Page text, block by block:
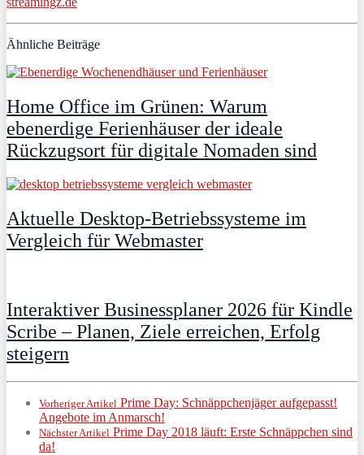
Ähnliche Beiträge
Home Office im Grünen: Warum
ebenerdige Ferienhäuser der ideale
Rückzugsort für digitale Nomaden sind
Aktuelle Desktop-Betriebssysteme im
Vergleich für Webmaster
Interaktiver Businessplaner 2026 für Kindle
Scribe – Planen, Ziele erreichen, Erfolg
steigern
Vorheriger Artikel Prime Day: Schnäppchenjäger aufgepasst!
Angebote im Anmarsch!
Nächster Artikel Prime Day 2018 läuft: Erste Schnäppchen sind
da!